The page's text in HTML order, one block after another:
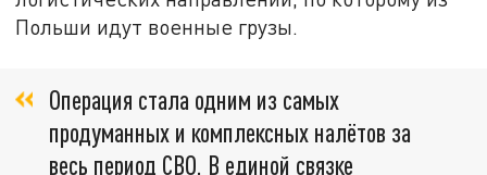
Польши идут военные грузы.
Операция стала одним из самых
продуманных и комплексных налётов за
весь период СВО. В единой связке